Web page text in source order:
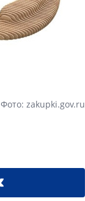
Фото: zakupki.gov.ru